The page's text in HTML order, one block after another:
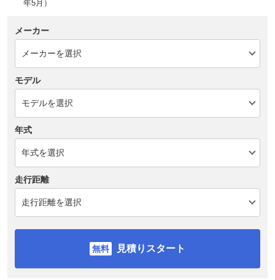
年5月）
メーカー
モデル
年式
走行距離
見積りスタート